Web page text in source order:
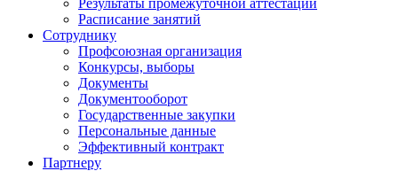
Результаты промежуточной аттестации
Расписание занятий
Сотруднику
Профсоюзная организация
Конкурсы, выборы
Документы
Документооборот
Государственные закупки
Персональные данные
Эффективный контракт
Партнеру